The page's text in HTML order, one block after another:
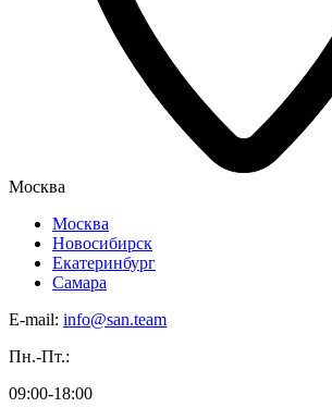
Москва
Москва
Новосибирск
Екатеринбург
Самара
E-mail: info@san.team
Пн.-Пт.:
09:00-18:00